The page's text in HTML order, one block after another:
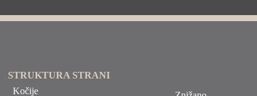
STRUKTURA STRANI
Kočije